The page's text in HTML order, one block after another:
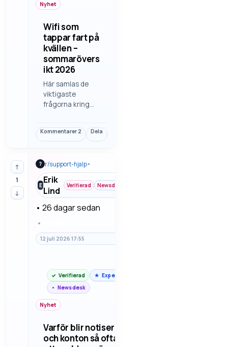
Nyhet
Wifi som
tappar fart på
kvällen –
sommarövers
ikt 2026
Här samlas de
viktigaste
frågorna kring
Det blir mest
till vardag, beslut
och vad som går
att göra direkt. Vi
går igenom
felsökning steg
Kommentarer 2 Dela
↑
1
↓
? r/support-hjalp•
E Erik
Lind
Verifierad Newsdesk
• 26 dagar sedan
•
12 juli 2026 17:55
Verifierad
Expert
Newsdesk
Nyhet
Varför blir notiser
och konton så ofta